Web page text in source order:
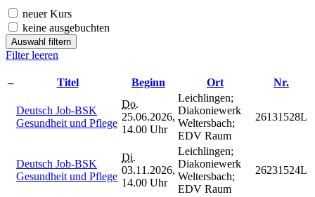
neuer Kurs
keine ausgebuchten
Auswahl filtern
Filter leeren
– Titel Beginn Ort Nr.
Deutsch Job-BSK
Gesundheit und Pflege
Do.
25.06.2026,
14.00 Uhr
Leichlingen;
Diakoniewerk
Weltersbach;
EDV Raum
26131528L
Deutsch Job-BSK
Gesundheit und Pflege
Di.
03.11.2026,
14.00 Uhr
Leichlingen;
Diakoniewerk
Weltersbach;
EDV Raum
26231524L